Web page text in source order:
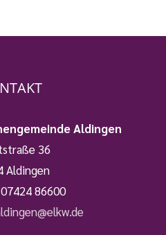
Aldingen
36
Aldingen
07424 86600